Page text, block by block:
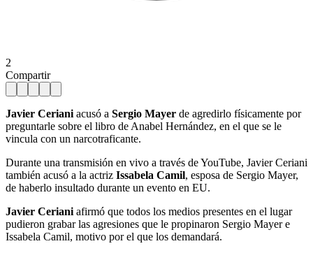
2
Compartir
Javier Ceriani acusó a Sergio Mayer de agredirlo físicamente por
preguntarle sobre el libro de Anabel Hernández, en el que se le
vincula con un narcotraficante.
Durante una transmisión en vivo a través de YouTube, Javier Ceriani
también acusó a la actriz Issabela Camil, esposa de Sergio Mayer,
de haberlo insultado durante un evento en EU.
Javier Ceriani afirmó que todos los medios presentes en el lugar
pudieron grabar las agresiones que le propinaron Sergio Mayer e
Issabela Camil, motivo por el que los demandará.